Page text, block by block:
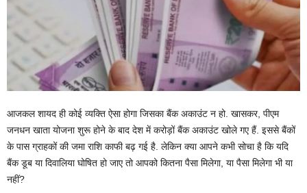
आजकल शायद ही कोई व्यक्ति ऐसा होगा जिसका बैंक अकाउंट न हो. खासकर, पीएम
जनधन खाता योजना शुरू होने के बाद देश में करोड़ों बैंक अकाउंट खोले गए हैं. इससे बैंकों
के पास ग्राहकों की जमा राशि काफी बढ़ गई है. लेकिन क्या आपने कभी सोचा है कि यदि
बैंक डूब या दिवालिया घोषित हो जाए तो आपको कितना पैसा मिलेगा, या पैसा मिलेगा भी या
नहीं?